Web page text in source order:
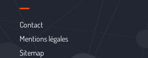
Contact
Mentions légales
Sitemap